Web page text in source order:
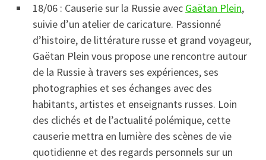
18/06 : Causerie sur la Russie avec Gaëtan Plein,
suivie d’un atelier de caricature. Passionné
d’histoire, de littérature russe et grand voyageur,
Gaëtan Plein vous propose une rencontre autour
de la Russie à travers ses expériences, ses
photographies et ses échanges avec des
habitants, artistes et enseignants russes. Loin
des clichés et de l’actualité polémique, cette
causerie mettra en lumière des scènes de vie
quotidienne et des regards personnels sur un